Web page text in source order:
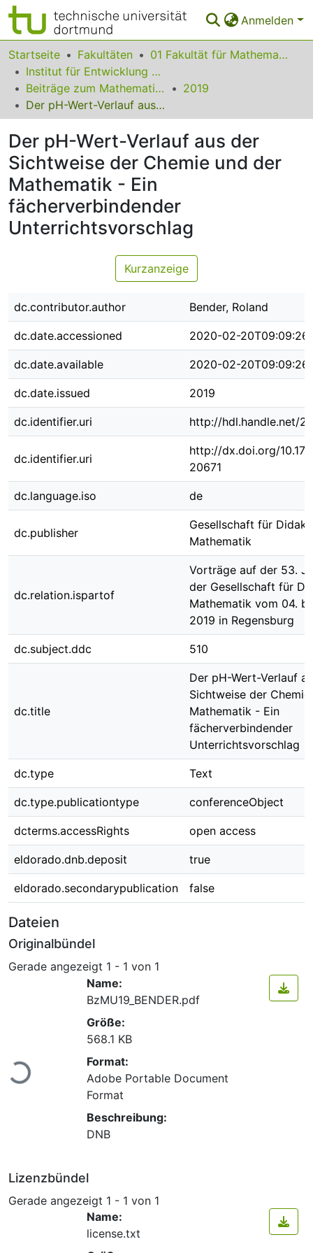
Anmelden
Bereiche & Sammlungen
Das gesamte Repositorium
Statistiken
FAQ
Leitlinien
Zurück zur Startseite
Startseite Fakultäten
01 Fakultät für Mathematik
Institut für Entwicklung und Erforschung des Mathematikunterrichts
Beiträge zum Mathematikunterricht
2019
Der pH-Wert-Verlauf aus der Sichtweise der Chemie und der Mathematik - Ein fächerverbindender Unterrichtsvorschlag
Der pH-Wert-Verlauf aus der
Sichtweise der Chemie und der
Mathematik - Ein
fächerverbindender
Unterrichtsvorschlag
Kurzanzeige
dc.contributor.author Bender, Roland
dc.date.accessioned 2020-02-
dc.date.available 2020-02-
dc.date.issued 2019
dc.identifier.uri http://hdl.handle.net/
dc.identifier.uri
http://dx.doi.org/
20671
dc.language.iso de
dc.publisher
Gesellschaft für
Mathematik
dc.relation.ispartof
Vorträge auf der 53.
der Gesellschaft für
Mathematik vom 04.
2019 in Regensburg
dc.subject.ddc 510
dc.title
Der pH-Wert-Verlauf
Sichtweise der
Mathematik - Ein
fächerverbindender
Unterrichtsvorschlag
dc.type Text
dc.type.publicationtype conferenceObject
dcterms.accessRights open access
eldorado.dnb.deposit true
eldorado.secondarypublication false
Dateien
Originalbündel
Gerade angezeigt 1 - 1 von 1
Lade...
Name:
BzMU19_BENDER.pdf
Größe:
568.1 KB
Format:
Adobe Portable Document
Format
Beschreibung:
DNB
Lizenzbündel
Gerade angezeigt 1 - 1 von 1
Name:
license.txt